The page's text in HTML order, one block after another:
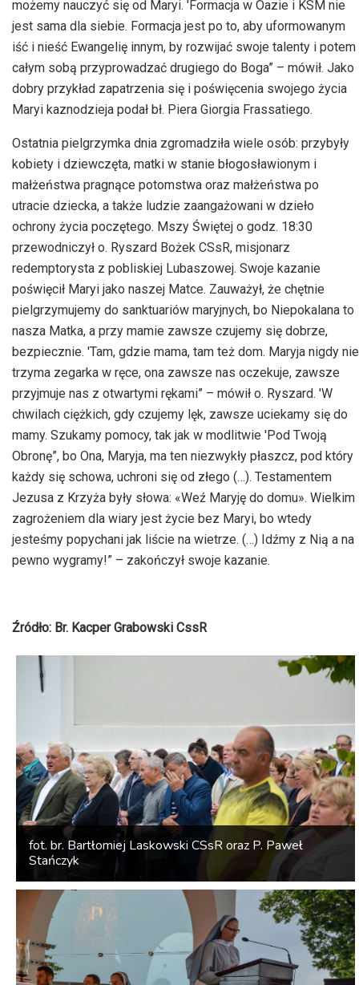
możemy nauczyć się od Maryi. 'Formacja w Oazie i KSM nie
jest sama dla siebie. Formacja jest po to, aby uformowanym
iść i nieść Ewangelię innym, by rozwijać swoje talenty i potem
całym sobą przyprowadzać drugiego do Boga” – mówił. Jako
dobry przykład zapatrzenia się i poświęcenia swojego życia
Maryi kaznodzieja podał bł. Piera Giorgia Frassatiego.
Ostatnia pielgrzymka dnia zgromadziła wiele osób: przybyły
kobiety i dziewczęta, matki w stanie błogosławionym i
małżeństwa pragnące potomstwa oraz małżeństwa po
utracie dziecka, a także ludzie zaangażowani w dzieło
ochrony życia poczętego. Mszy Świętej o godz. 18:30
przewodniczył o. Ryszard Bożek CSsR, misjonarz
redemptorysta z pobliskiej Lubaszowej. Swoje kazanie
poświęcił Maryi jako naszej Matce. Zauważył, że chętnie
pielgrzymujemy do sanktuariów maryjnych, bo Niepokalana to
nasza Matka, a przy mamie zawsze czujemy się dobrze,
bezpiecznie. 'Tam, gdzie mama, tam też dom. Maryja nigdy nie
trzyma zegarka w ręce, ona zawsze nas oczekuje, zawsze
przyjmuje nas z otwartymi rękami” – mówił o. Ryszard. 'W
chwilach ciężkich, gdy czujemy lęk, zawsze uciekamy się do
mamy. Szukamy pomocy, tak jak w modlitwie 'Pod Twoją
Obronę”, bo Ona, Maryja, ma ten niezwykły płaszcz, pod który
każdy się schowa, uchroni się od złego (…). Testamentem
Jezusa z Krzyża były słowa: «Weź Maryję do domu». Wielkim
zagrożeniem dla wiary jest życie bez Maryi, bo wtedy
jesteśmy popychani jak liście na wietrze. (…) Idźmy z Nią a na
pewno wygramy!” – zakończył swoje kazanie.
Źródło: Br. Kacper Grabowski CssR
fot. br. Bartłomiej Laskowski CSsR oraz P. Paweł
Stańczyk